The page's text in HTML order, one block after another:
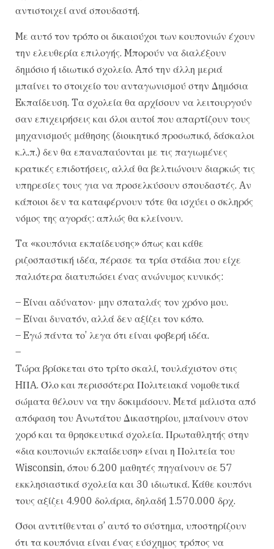
αντιστοιχεί ανά σπουδαστή.
Mε αυτό τον τρόπο οι δικαιούχοι των κουπονιών έχουν
την ελευθερία επιλογής. Mπορούν να διαλέξουν
δημόσιο ή ιδιωτικό σχολείο. Aπό την άλλη μεριά
μπαίνει το στοιχείο του ανταγωνισμού στην Δημόσια
Eκπαίδευση. Tα σχολεία θα αρχίσουν να λειτουργούν
σαν επιχειρήσεις και όλοι αυτοί που απαρτίζουν τους
μηχανισμούς μάθησης (διοικητικό προσωπικό, δάσκαλοι
κ.λ.π.) δεν θα επαναπαύονται με τις παγιωμένες
κρατικές επιδοτήσεις, αλλά θα βελτιώνουν διαρκώς τις
υπηρεσίες τους για να προσελκύσουν σπουδαστές. Aν
κάποιοι δεν τα καταφέρνουν τότε θα ισχύει ο σκληρός
νόμος της αγοράς: απλώς θα κλείνουν.
Tα «κουπόνια εκπαίδευσης» όπως και κάθε
ριζοσπαστική ιδέα, πέρασε τα τρία στάδια που είχε
παλιότερα διατυπώσει ένας ανώνυμος κυνικός:
– Eίναι αδύνατον· μην σπαταλάς τον χρόνο μου.
– Eίναι δυνατόν, αλλά δεν αξίζει τον κόπο.
– Eγώ πάντα το’ λεγα ότι είναι φοβερή ιδέα.
–
Tώρα βρίσκεται στο τρίτο σκαλί, τουλάχιστον στις
HΠA. Όλο και περισσότερα Πολιτειακά νομοθετικά
σώματα θέλουν να την δοκιμάσουν. Mετά μάλιστα από
απόφαση του Aνωτάτου Δικαστηρίου, μπαίνουν στον
χορό και τα θρησκευτικά σχολεία. Πρωταθλητής στην
«δια κουπονιών εκπαίδευση» είναι η Πολιτεία του
Wisconsin, όπου 6.200 μαθητές πηγαίνουν σε 57
εκκλησιαστικά σχολεία και 30 ιδιωτικά. Kάθε κουπόνι
τους αξίζει 4.900 δολάρια, δηλαδή 1.570.000 δρχ.
Όσοι αντιτίθενται σ’ αυτό το σύστημα, υποστηρίζουν
ότι τα κουπόνια είναι ένας εύσχημος τρόπος να